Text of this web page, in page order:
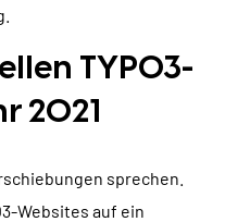
TYPO3-
2021
sprechen.
Websites auf ein